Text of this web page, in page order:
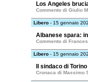
Los Angeles
Commento di Giulio
Libero - 15 gennaio
Albanese spara:
Commento di
Libero - 15 gennaio
Il sindaco di
Cronaca di Massimo